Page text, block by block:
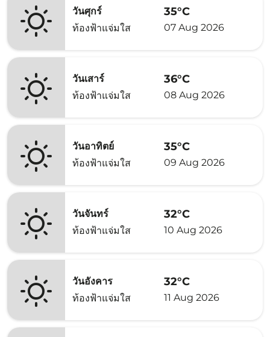
วันศุกร์
ท้องฟ้าแจ่มใส
35°C
07 Aug 2026
วันเสาร์
ท้องฟ้าแจ่มใส
36°C
08 Aug 2026
วันอาทิตย์
ท้องฟ้าแจ่มใส
35°C
09 Aug 2026
วันจันทร์
ท้องฟ้าแจ่มใส
32°C
10 Aug 2026
วันอังคาร
ท้องฟ้าแจ่มใส
32°C
11 Aug 2026